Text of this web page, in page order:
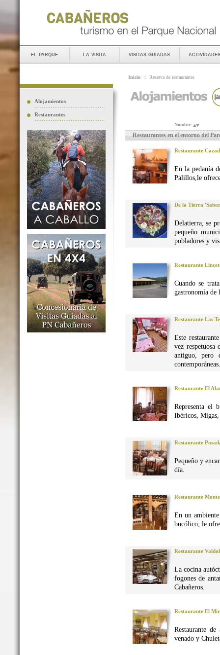
el parque la visita visitas guiadas actividades
Alojamientos
Restaurantes
Inicio :: Reserva de restaurantes
Nombre
Restaurantes en el entorno del
Restaurante
En la pedanía
Palillos,le
De la Tierra
Delatierra, se
pequeño
pobladores y
Restaurante
Cuando se
gastronomía de
Restaurante Las
Este
vez
antiguo, pero
contemporáneas.
Restaurante El
Representa el
Ibéricos, Migas,
Restaurante
Pequeño y
día.
Restaurante
En un
bucólico, le
Restaurante
La cocina
fogones de
Cabañeros.
Restaurante El
Restaurante
venado y